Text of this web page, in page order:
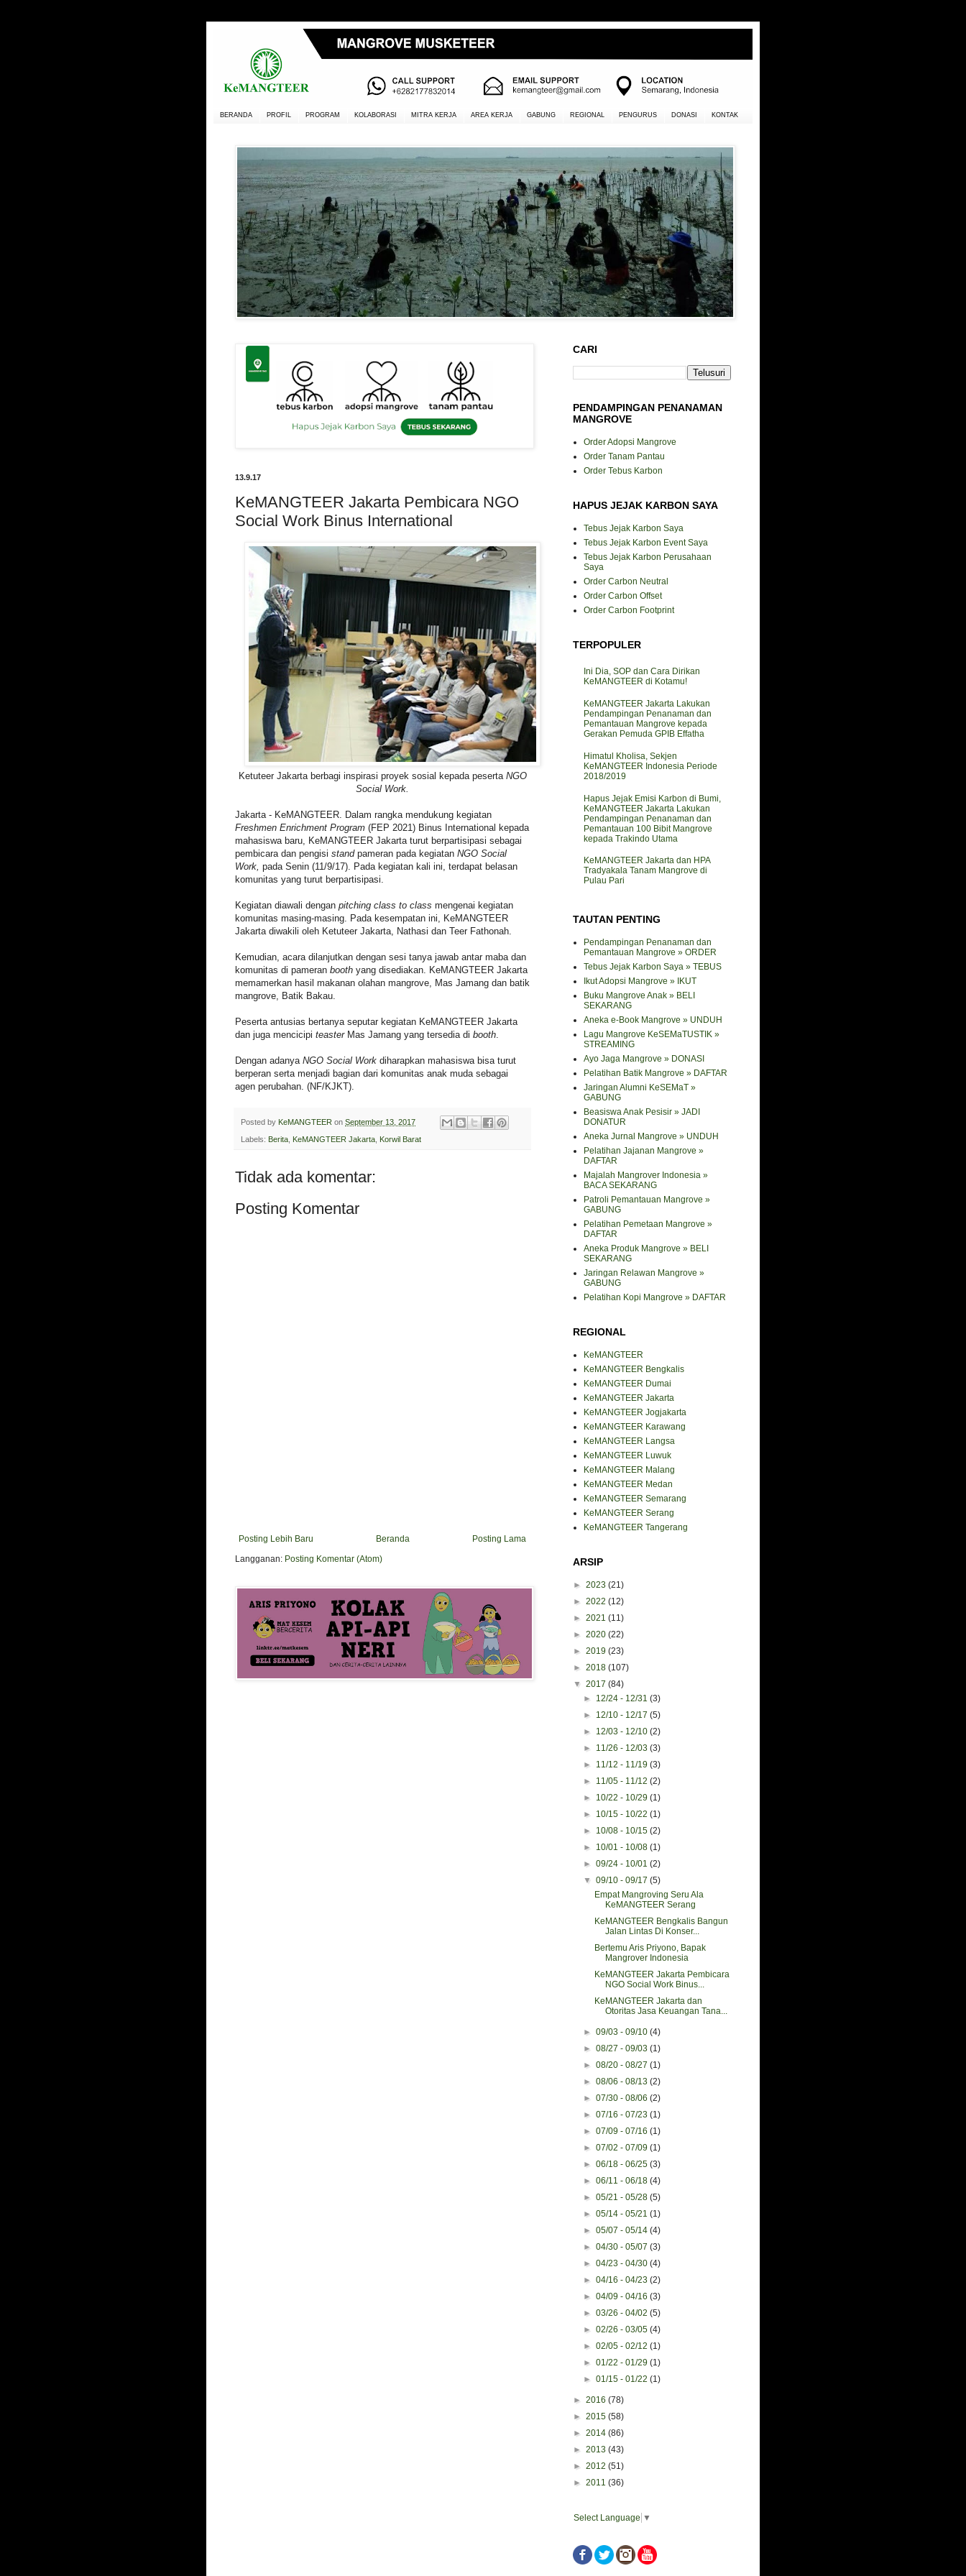
BERANDA PROFIL PROGRAM KOLABORASI MITRA KERJA AREA KERJA GABUNG REGIONAL PENGURUS DONASI KONTAK
13.9.17
KeMANGTEER Jakarta Pembicara NGO
Social Work Binus International
Ketuteer Jakarta berbagi inspirasi proyek sosial kepada peserta NGO
Social Work.
Jakarta - KeMANGTEER. Dalam rangka mendukung kegiatan
Freshmen Enrichment Program (FEP 2021) Binus International kepada
mahasiswa baru, KeMANGTEER Jakarta turut berpartisipasi sebagai
pembicara dan pengisi stand pameran pada kegiatan NGO Social
Work, pada Senin (11/9/17). Pada kegiatan kali ini, terdapat belasan
komunitas yang turut berpartisipasi.
Kegiatan diawali dengan pitching class to class mengenai kegiatan
komunitas masing-masing. Pada kesempatan ini, KeMANGTEER
Jakarta diwakili oleh Ketuteer Jakarta, Nathasi dan Teer Fathonah.
Kemudian, acara dilanjutkan dengan sesi tanya jawab antar maba dan
komunitas di pameran booth yang disediakan. KeMANGTEER Jakarta
memamerkan hasil makanan olahan mangrove, Mas Jamang dan batik
mangrove, Batik Bakau.
Peserta antusias bertanya seputar kegiatan KeMANGTEER Jakarta
dan juga mencicipi teaster Mas Jamang yang tersedia di booth.
Dengan adanya NGO Social Work diharapkan mahasiswa bisa turut
berperan serta menjadi bagian dari komunitas anak muda sebagai
agen perubahan. (NF/KJKT).
Posted by KeMANGTEER on September 13, 2017
Labels: Berita KeMANGTEER Jakarta Korwil Barat
Tidak ada komentar:
Posting Komentar
Posting Lebih Baru Posting Lama
Beranda
Langganan: Posting Komentar (Atom)
CARI
PENDAMPINGAN PENANAMAN
MANGROVE
Order Adopsi Mangrove
Order Tanam Pantau
Order Tebus Karbon
HAPUS JEJAK KARBON SAYA
Tebus Jejak Karbon Saya
Tebus Jejak Karbon Event Saya
Tebus Jejak Karbon Perusahaan
Saya
Order Carbon Neutral
Order Carbon Offset
Order Carbon Footprint
TERPOPULER
Ini Dia, SOP dan Cara Dirikan
KeMANGTEER di Kotamu!
KeMANGTEER Jakarta Lakukan
Pendampingan Penanaman dan
Pemantauan Mangrove kepada
Gerakan Pemuda GPIB Effatha
Himatul Kholisa, Sekjen
KeMANGTEER Indonesia Periode
2018/2019
Hapus Jejak Emisi Karbon di Bumi,
KeMANGTEER Jakarta Lakukan
Pendampingan Penanaman dan
Pemantauan 100 Bibit Mangrove
kepada Trakindo Utama
KeMANGTEER Jakarta dan HPA
Tradyakala Tanam Mangrove di
Pulau Pari
TAUTAN PENTING
Pendampingan Penanaman dan
Pemantauan Mangrove » ORDER
Tebus Jejak Karbon Saya » TEBUS
Ikut Adopsi Mangrove » IKUT
Buku Mangrove Anak » BELI
SEKARANG
Aneka e-Book Mangrove » UNDUH
Lagu Mangrove KeSEMaTUSTIK »
STREAMING
Ayo Jaga Mangrove » DONASI
Pelatihan Batik Mangrove » DAFTAR
Jaringan Alumni KeSEMaT »
GABUNG
Beasiswa Anak Pesisir » JADI
DONATUR
Aneka Jurnal Mangrove » UNDUH
Pelatihan Jajanan Mangrove »
DAFTAR
Majalah Mangrover Indonesia »
BACA SEKARANG
Patroli Pemantauan Mangrove »
GABUNG
Pelatihan Pemetaan Mangrove »
DAFTAR
Aneka Produk Mangrove » BELI
SEKARANG
Jaringan Relawan Mangrove »
GABUNG
Pelatihan Kopi Mangrove » DAFTAR
REGIONAL
KeMANGTEER
KeMANGTEER Bengkalis
KeMANGTEER Dumai
KeMANGTEER Jakarta
KeMANGTEER Jogjakarta
KeMANGTEER Karawang
KeMANGTEER Langsa
KeMANGTEER Luwuk
KeMANGTEER Malang
KeMANGTEER Medan
KeMANGTEER Semarang
KeMANGTEER Serang
KeMANGTEER Tangerang
ARSIP
► 2023 (21)
► 2022 (12)
► 2021 (11)
► 2020 (22)
► 2019 (23)
► 2018 (107)
▼ 2017 (84)
► 12/24 - 12/31(3)
► 12/10 - 12/17(5)
► 12/03 - 12/10(2)
► 11/26 - 12/03(3)
► 11/12 - 11/19(3)
► 11/05 - 11/12(2)
► 10/22 - 10/29(1)
► 10/15 - 10/22(1)
► 10/08 - 10/15(2)
► 10/01 - 10/08(1)
►09/24 - 10/01(2)
▼09/10 - 09/17(5)
Empat Mangroving Seru Ala
KeMANGTEER Serang
KeMANGTEER Bengkalis Bangun
Jalan Lintas Di Konser...
Bertemu Aris Priyono, Bapak
Mangrover Indonesia
KeMANGTEER Jakarta Pembicara
NGO Social Work Binus...
KeMANGTEER Jakarta dan
Otoritas Jasa Keuangan Tana...
►09/03 - 09/10(4)
►08/27 - 09/03(1)
►08/20 - 08/27(1)
►08/06 - 08/13(2)
►07/30 - 08/06(2)
►07/16 - 07/23(1)
►07/09 - 07/16(1)
►07/02 - 07/09(1)
►06/18 - 06/25(3)
►06/11 - 06/18(4)
►05/21 - 05/28(5)
►05/14 - 05/21(1)
►05/07 - 05/14(4)
►04/30 - 05/07(3)
►04/23 - 04/30(4)
►04/16 - 04/23(2)
►04/09 - 04/16(3)
►03/26 - 04/02(5)
►02/26 - 03/05(4)
►02/05 - 02/12(1)
►01/22 - 01/29(1)
►01/15 - 01/22(1)
► 2016 (78)
► 2015 (58)
► 2014 (86)
► 2013 (43)
► 2012 (51)
► 2011 (36)
Select Language ▼